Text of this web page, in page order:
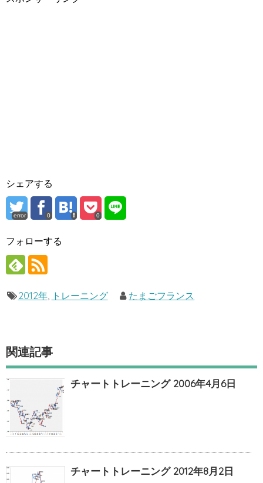
シェアする
error 0 0
フォローする
2012年, トレーニング たまごフランス
関連記事
チャートトレーニング 2006年4月6日
チャートトレーニング 2012年8月2日